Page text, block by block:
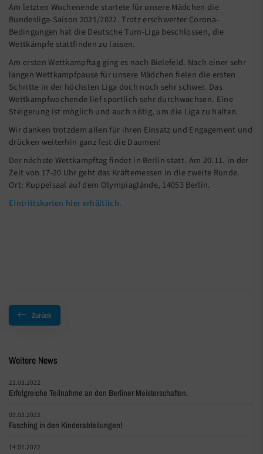
Am letzten Wochenende startete für unsere Mädchen die
Bundesliga-Saison 2021/2022. Trotz erschwerter Corona-
Bedingungen hat die Deutsche Turn-Liga beschlossen, die
Wettkämpfe stattfinden zu lassen.
Am ersten Wettkampftag ging es nach Bielefeld. Nach einer sehr
langen Wettkampfpause für unsere Mädchen fielen die ersten
Schritte in der höchsten Liga doch noch sehr schwer. Das
Wettkampfwochende lief sportlich sehr durchwachsen. Eine
Steigerung ist möglich und auch nötig, um die Liga zu halten.
Wir danken trotzdem allen für ihren Einsatz und Engagement und
drücken weiterhin ganz fest die Daumen!
Der nächste Wettkampftag findet in Berlin statt. Am 20.11. in der
Zeit von 17-20 Uhr geht das Kräftemessen in die zweite Runde.
Ort: Kuppelsaal auf dem Olympiaglände, 14053 Berlin.
Eintrittskarten hier erhältlich.
Zurück
Weitere News
21.03.2022
Erfolgreiche Teilnahme an den Berliner Meisterschaften.
03.03.2022
Fasching in den Kinderabteilungen!
14.01.2022